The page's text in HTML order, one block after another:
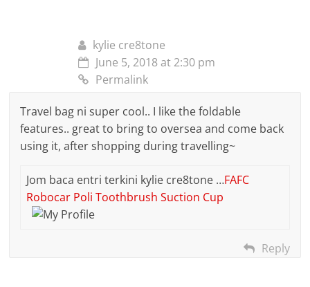
kylie cre8tone
June 5, 2018 at 2:30 pm
Permalink
Travel bag ni super cool.. I like the foldable
features.. great to bring to oversea and come back
using it, after shopping during travelling~
Jom baca entri terkini kylie cre8tone …FAFC
Robocar Poli Toothbrush Suction Cup
Reply